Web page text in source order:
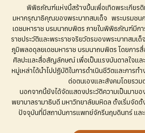
พิพิธภัณฑ์แห่งนี้สร้างขึ้นเพื่อเทิดพระเกียรติ
มหากรุณาธิคุณของพระบาทสมเด็จ พระบรมชน
เดชมหาราช บรมนาถบพิตร ภายในพิพิธภัณฑ์มีก
ราชประวัติและพระราชจริยวัตรของพระบาทสมเ
ภูมิพลอดุลยเดชมหาราช บรมนาถบพิตร โดยการ
ศิลปะและสื่อสัญลักษณ์ เพื่อเป็นแรงบันดาลใจแล
หมู่เหล่าได้นำไปปฏิบัติในการดำเนินชีวิตและการท
ต่อตนเองและสังคมโดยรวม
นอกจากนี้ยังได้จัดแสดงประวัติความเป็นมาข
พยาบาลรามาธิบดี มหาวิทยาลัยมหิดล ตั้งเริ่มจัด
ปัจจุบันที่มีสถาบันการแพทย์จักรีนฤบดินทร์ และ